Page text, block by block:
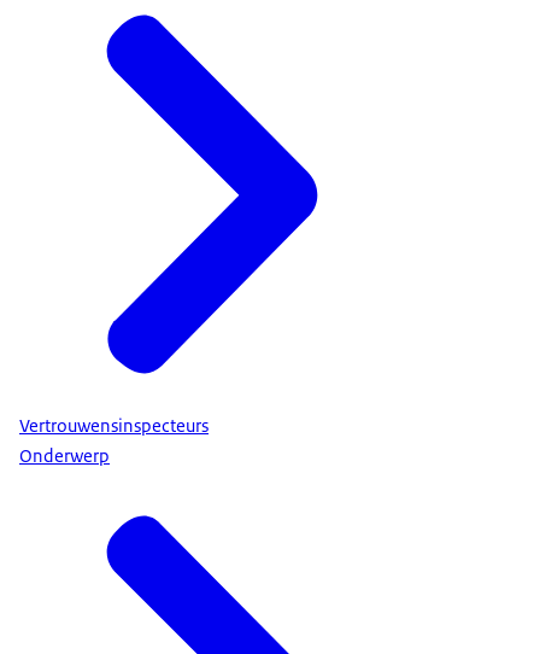
Vertrouwensinspecteurs
Onderwerp